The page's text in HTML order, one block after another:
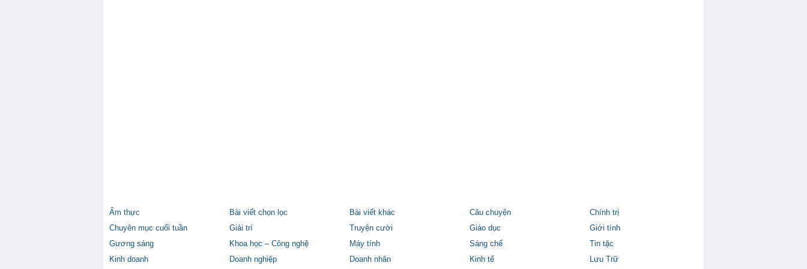
Ẩm thực Bài viết chọn lọc Bài viết khác Câu chuyện
Chính trị
Chuyên mục cuối tuần
Giải trí Truyện cười Giáo dục
Giới tính
Gương sáng
Khoa học – Công nghệ Máy tính Sáng chế
Tin tặc
Kinh doanh
Doanh nghiệp Doanh nhân Kinh tế Lưu Trữ